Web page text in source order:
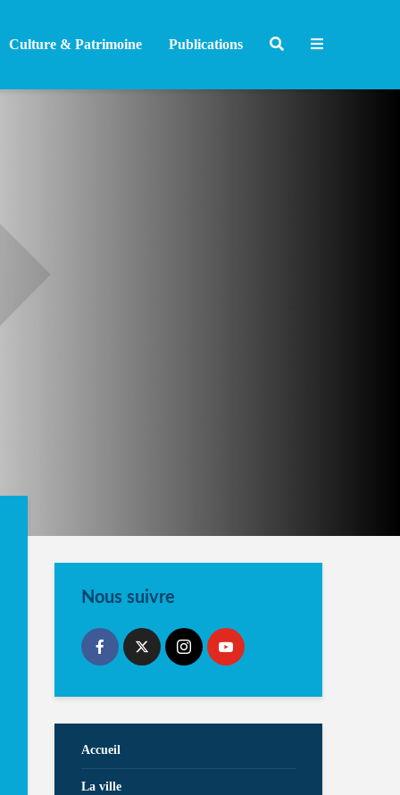
Culture & Patrimoine Publications
Nous suivre
Accueil
La ville